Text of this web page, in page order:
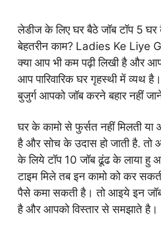
लेडीज के लिए घर बैठे जॉब टॉप 5
बेहतरीन काम? Ladies Ke Liye
क्या आप भी कम पढ़ी लिखी है और
आप पारिवारिक घर गृहस्थी में व्यथ
बुजुर्ग आपको जॉब करने बहार नहीं
घर के कामो से फुर्सत नहीं मिलती
है और सोच के उदास हो जाती है.तो
के लिये टॉप 10 जॉब ढूंढ के लाया हु
टाइम मिले तब इन कामो को कर
पैसे कमा सकती है। तो आइये इन
है और आपको विस्तार से समझाते है।